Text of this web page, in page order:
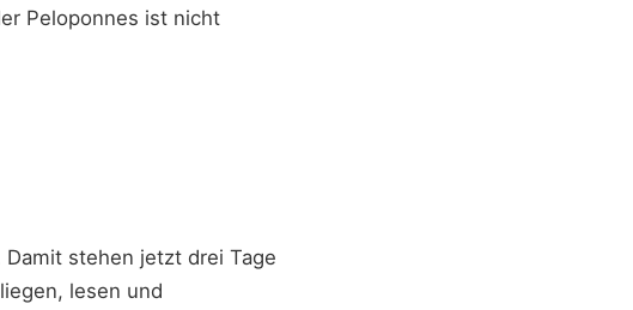
Peloponnes ist nicht
stehen jetzt drei Tage
lesen und